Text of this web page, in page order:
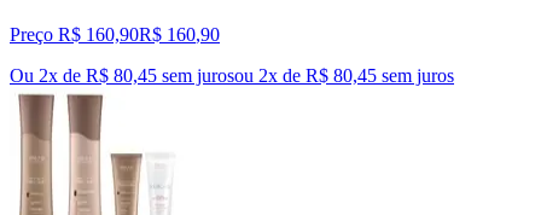
Preço R$ 160,90R$ 160,90
Ou 2x de R$ 80,45 sem jurosou 2x de R$ 80,45 sem juros